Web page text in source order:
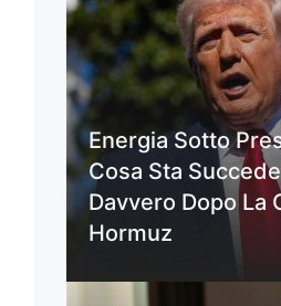
Energia Sotto
Cosa Sta
Davvero Dopo La
Hormuz